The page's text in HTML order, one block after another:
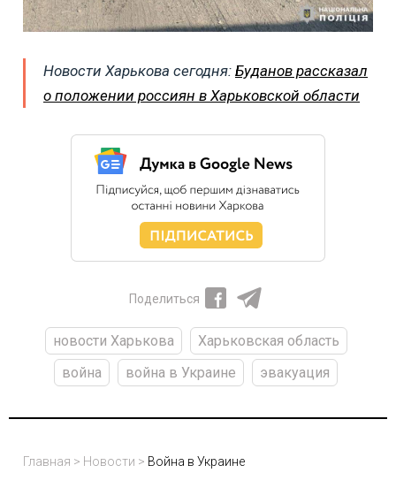
Новости Харькова сегодня: Буданов рассказал
о положении россиян в Харьковской области
Поделиться
новости Харькова
Харьковская область
война
война в Украине эвакуация
Главная > Новости > Война в Украине